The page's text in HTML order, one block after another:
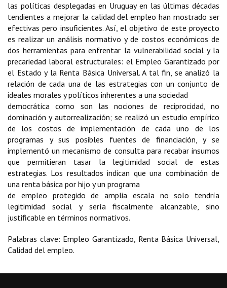
las políticas desplegadas en Uruguay en las últimas décadas
tendientes a mejorar la calidad del empleo han mostrado ser
efectivas pero insuficientes. Así, el objetivo de este proyecto
es realizar un análisis normativo y de costos económicos de
dos herramientas para enfrentar la vulnerabilidad social y la
precariedad laboral estructurales: el Empleo Garantizado por
el Estado y la Renta Básica Universal. A tal fin, se analizó la
relación de cada una de las estrategias con un conjunto de
ideales morales y políticos inherentes a una sociedad
democrática como son las nociones de reciprocidad, no
dominación y autorrealización; se realizó un estudio empírico
de los costos de implementación de cada uno de los
programas y sus posibles fuentes de financiación, y se
implementó un mecanismo de consulta para recabar insumos
que permitieran tasar la legitimidad social de estas
estrategias. Los resultados indican que una combinación de
una renta básica por hijo y un programa
de empleo protegido de amplia escala no solo tendría
legitimidad social y sería fiscalmente alcanzable, sino
justificable en términos normativos.
Palabras clave: Empleo Garantizado, Renta Básica Universal,
Calidad del empleo.